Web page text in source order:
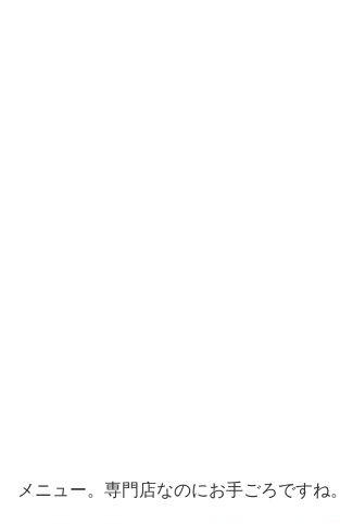
メニュー。専門店なのにお手ごろですね。